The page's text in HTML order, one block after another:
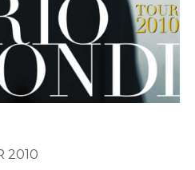
2010